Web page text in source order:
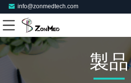
info@zonmedtech.com
製品